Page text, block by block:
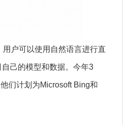
户可以使用自然语言进行直
己的模型和数据。今年3
们计划为Microsoft Bing和